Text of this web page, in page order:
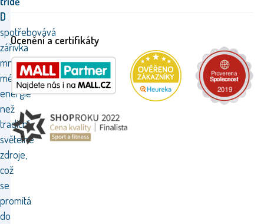
D
spotřebovává
zářivka
mnohem
méně
energie
než
tradiční
světelné
zdroje,
což
se
promítá
do
Ocenění a certifikáty